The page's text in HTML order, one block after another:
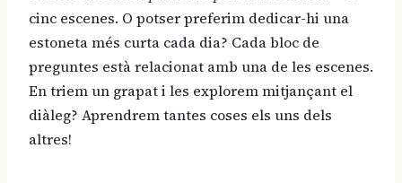
cinc escenes. O potser preferim dedicar-hi una
estoneta més curta cada dia? Cada bloc de
preguntes està relacionat amb una de les escenes.
En triem un grapat i les explorem mitjançant el
diàleg? Aprendrem tantes coses els uns dels
altres!